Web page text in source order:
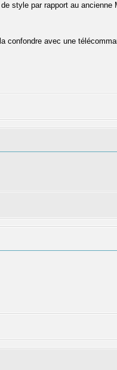
style par rapport au
confondre avec une